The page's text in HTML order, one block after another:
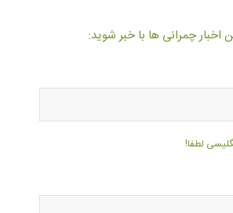
اخبار چمرانی ها با خبر شوید: